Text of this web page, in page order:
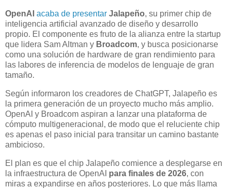
OpenAI acaba de presentar Jalapeño, su primer chip de
inteligencia artificial avanzado de diseño y desarrollo
propio. El componente es fruto de la alianza entre la startup
que lidera Sam Altman y Broadcom, y busca posicionarse
como una solución de hardware de gran rendimiento para
las labores de inferencia de modelos de lenguaje de gran
tamaño.
Según informaron los creadores de ChatGPT, Jalapeño es
la primera generación de un proyecto mucho más amplio.
OpenAI y Broadcom aspiran a lanzar una plataforma de
cómputo multigeneracional, de modo que el reluciente chip
es apenas el paso inicial para transitar un camino bastante
ambicioso.
El plan es que el chip Jalapeño comience a desplegarse en
la infraestructura de OpenAI para finales de 2026, con
miras a expandirse en años posteriores. Lo que más llama